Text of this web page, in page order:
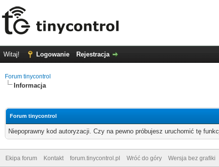
Witaj! Logowanie Rejestracja
Forum tinycontrol
Informacja
Forum tinycontrol
Niepoprawny kod autoryzacji. Czy na pewno próbujesz uruchomić tę
Ekipa forum Kontakt forum.tinycontrol.pl Wróć do góry Wersja bez grafiki